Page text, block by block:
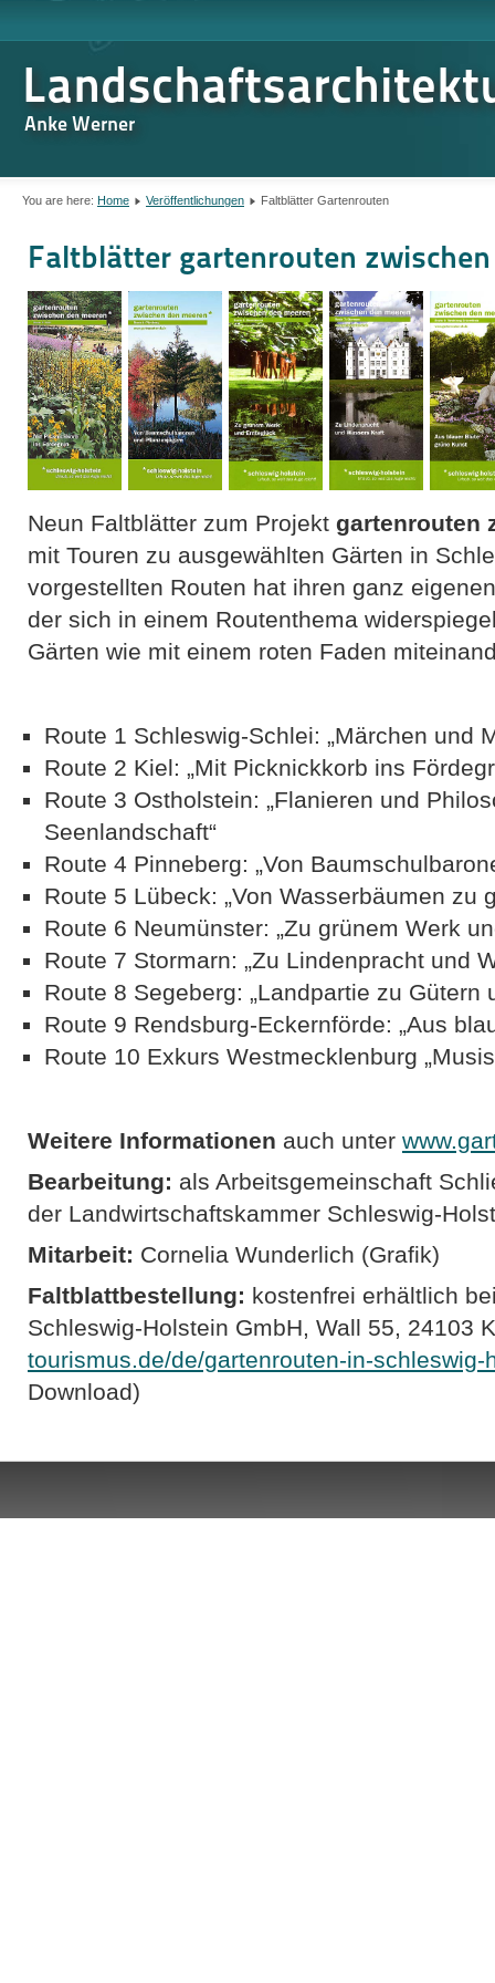
Anke Werner
You are here: Home Veröffentlichungen Faltblätter Gartenrouten
Faltblätter gartenrouten
Neun Faltblätter zum Projekt gartenrouten
mit Touren zu ausgewählten Gärten in
vorgestellten Routen hat ihren ganz
der sich in einem Routenthema
Gärten wie mit einem roten Faden
Route 1 Schleswig-Schlei: „Märchen und
Route 2 Kiel: „Mit Picknickkorb ins
Route 3 Ostholstein: „Flanieren und
Seenlandschaft“
Route 4 Pinneberg: „Von
Route 5 Lübeck: „Von Wasserbäumen zu
Route 6 Neumünster: „Zu grünem Werk
Route 7 Stormarn: „Zu Lindenpracht und
Route 8 Segeberg: „Landpartie zu Gütern
Route 9 Rendsburg-Eckernförde: „Aus
Route 10 Exkurs Westmecklenburg
Weitere Informationen auch unter
Bearbeitung: als Arbeitsgemeinschaft
der Landwirtschaftskammer Schleswig-
Mitarbeit: Cornelia Wunderlich (Grafik)
Faltblattbestellung: kostenfrei erhältlich
Schleswig-Holstein GmbH, Wall 55, 24103
tourismus.de/de/gartenrouten-in-schleswig-
Download)